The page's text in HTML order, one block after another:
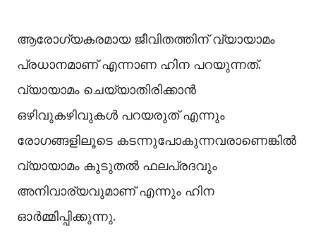
ആരോഗ്യകരമായ ജീവിതത്തിന് വ്യായാമം
പ്രധാനമാണ് എന്നാണ ഹിന പറയുന്നത്.
വ്യായാമം ചെയ്യാതിരിക്കാൻ
ഒഴിവുകഴിവുകള്‍ പറയരുത് എന്നും
രോഗങ്ങളിലൂടെ കടന്നുപോകുന്നവരാണെങ്കില്‍
വ്യായാമം കൂടുതല്‍ ഫലപ്രദവും
അനിവാര്യവുമാണ് എന്നും ഹിന
ഓർമ്മിപ്പിക്കുന്നു.